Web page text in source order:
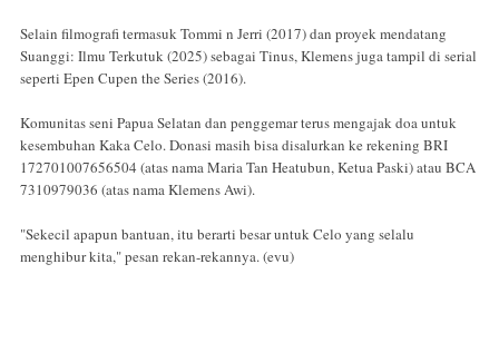
Selain filmografi termasuk Tommi n Jerri (2017) dan proyek mendatang
Suanggi: Ilmu Terkutuk (2025) sebagai Tinus, Klemens juga tampil di serial
seperti Epen Cupen the Series (2016).
Komunitas seni Papua Selatan dan penggemar terus mengajak doa untuk
kesembuhan Kaka Celo. Donasi masih bisa disalurkan ke rekening BRI
172701007656504 (atas nama Maria Tan Heatubun, Ketua Paski) atau BCA
7310979036 (atas nama Klemens Awi).
"Sekecil apapun bantuan, itu berarti besar untuk Celo yang selalu
menghibur kita," pesan rekan-rekannya. (evu)